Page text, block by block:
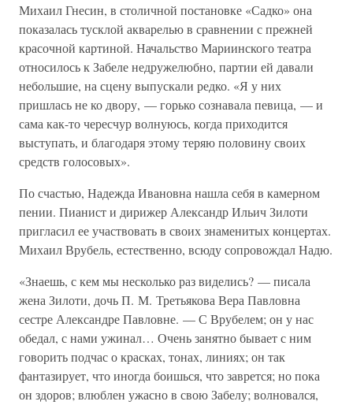
Михаил Гнесин, в столичной постановке «Садко» она
показалась тусклой акварелью в сравнении с прежней
красочной картиной. Начальство Мариинского театра
относилось к Забеле недружелюбно, партии ей давали
небольшие, на сцену выпускали редко. «Я у них
пришлась не ко двору, — горько сознавала певица, — и
сама как-то чересчур волнуюсь, когда приходится
выступать, и благодаря этому теряю половину своих
средств голосовых».
По счастью, Надежда Ивановна нашла себя в камерном
пении. Пианист и дирижер Александр Ильич Зилоти
пригласил ее участвовать в своих знаменитых концертах.
Михаил Врубель, естественно, всюду сопровождал Надю.
«Знаешь, с кем мы несколько раз виделись? — писала
жена Зилоти, дочь П. М. Третьякова Вера Павловна
сестре Александре Павловне. — С Врубелем; он у нас
обедал, с нами ужинал… Очень занятно бывает с ним
говорить подчас о красках, тонах, линиях; он так
фантазирует, что иногда боишься, что заврется; но пока
он здоров; влюблен ужасно в свою Забелу; волновался,